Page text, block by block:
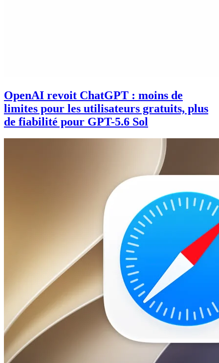
OpenAI revoit ChatGPT : moins de
limites pour les utilisateurs gratuits, plus
de fiabilité pour GPT-5.6 Sol